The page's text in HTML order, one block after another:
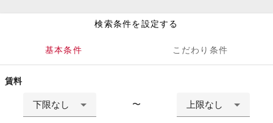
検索条件を設定する
基本条件 こだわり条件
賃料
下限なし 〜 上限なし